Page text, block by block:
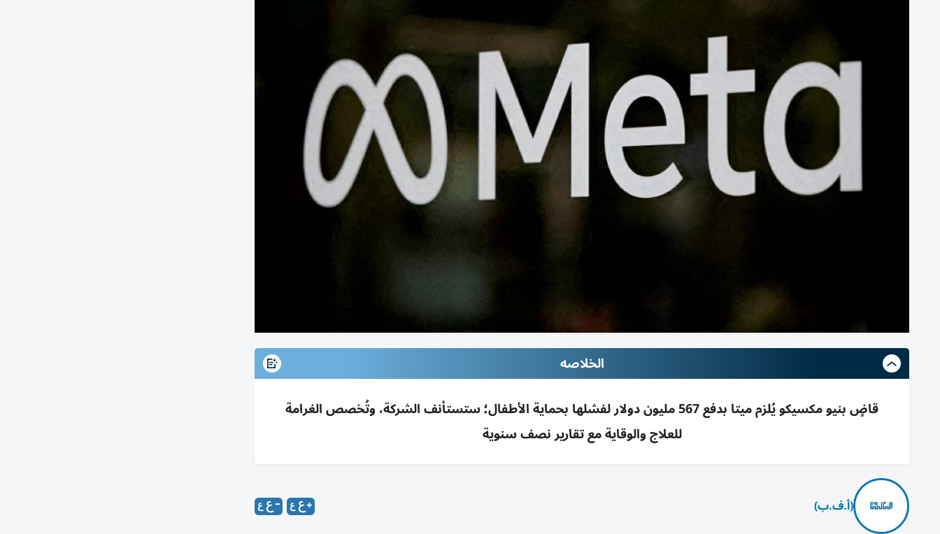
الخلاصه
قاضٍ بنيو مكسيكو يُلزم ميتا بدفع 567 مليون دولار لفشلها بحماية الأطفال؛ ستستأنف الشركة، وتُخصص الغرامة
للعلاج والوقاية مع تقارير نصف سنوية
(أ.ف.ب)